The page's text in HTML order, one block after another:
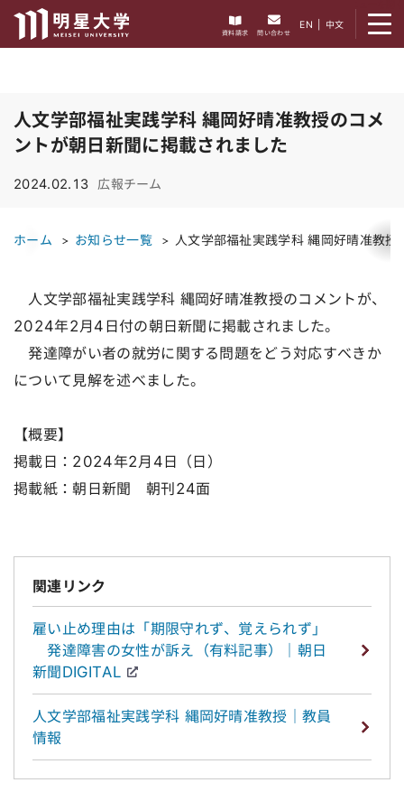
資料請求 問い合わせ
EN 中文
人文学部福祉実践学科 縄岡好晴准教授のコメ
ントが朝日新聞に掲載されました
2024.02.13 広報チーム
ホーム お知らせ一覧 人文学部福祉実践学科 縄岡好晴准教
人文学部福祉実践学科 縄岡好晴准教授のコメントが、
2024年2月4日付の朝日新聞に掲載されました。
発達障がい者の就労に関する問題をどう対応すべきか
について見解を述べました。
【概要】
掲載日：2024年2月4日（日）
掲載紙：朝日新聞 朝刊24面
関連リンク
雇い止め理由は「期限守れず、覚えられず」
発達障害の女性が訴え（有料記事）｜朝日
新聞DIGITAL
人文学部福祉実践学科 縄岡好晴准教授｜教員
情報